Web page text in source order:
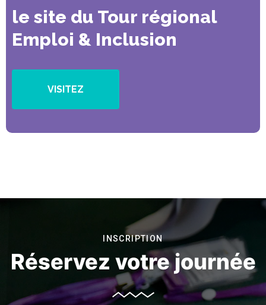
le site du Tour régional
Emploi & Inclusion
VISITEZ
INSCRIPTION
Réservez votre journée